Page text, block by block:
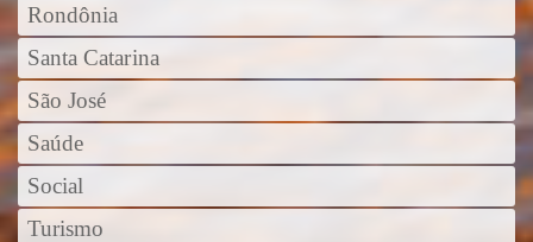
Rondônia
Santa Catarina
São José
Saúde
Social
Turismo